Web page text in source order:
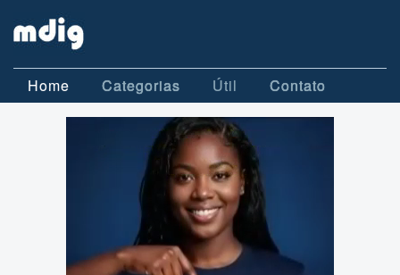
Home Categorias Útil Contato